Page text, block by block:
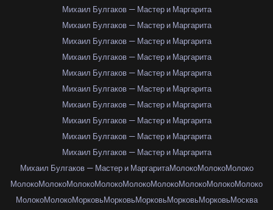
Михаил Булгаков — Мастер и Маргарита
Михаил Булгаков — Мастер и Маргарита
Михаил Булгаков — Мастер и Маргарита
Михаил Булгаков — Мастер и Маргарита
Михаил Булгаков — Мастер и Маргарита
Михаил Булгаков — Мастер и Маргарита
Михаил Булгаков — Мастер и Маргарита
Михаил Булгаков — Мастер и Маргарита
Михаил Булгаков — Мастер и Маргарита
Михаил Булгаков — Мастер и Маргарита
Михаил Булгаков — Мастер и МаргаритаМолокоМолокоМолоко
МолокоМолокоМолокоМолокоМолокоМолокоМолокоМолокоМолоко
МолокоМолокоМорковьМорковьМорковьМорковьМорковьМосква